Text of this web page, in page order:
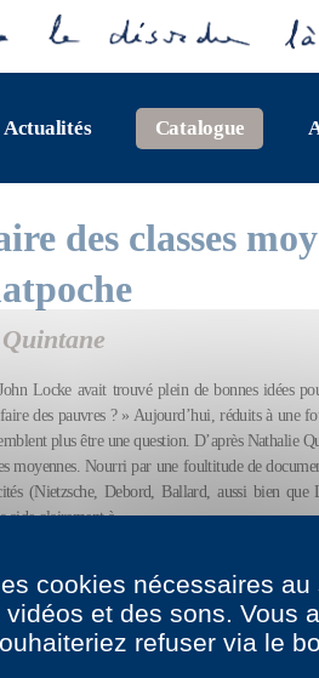
Actualités Catalogue
des classes
Locke avait trouvé plein de bonnes idées
des pauvres ? » Aujourd’hui, réduits à une
plus être une question. D’après Nathalie
moyennes. Nourri par une foultitude de
(Nietzsche, Debord, Ballard, aussi bien
aide clairement à...
Voir tout le résumé
ce livre en ligne
cookies nécessaires
et des sons. Vous
refuser via le